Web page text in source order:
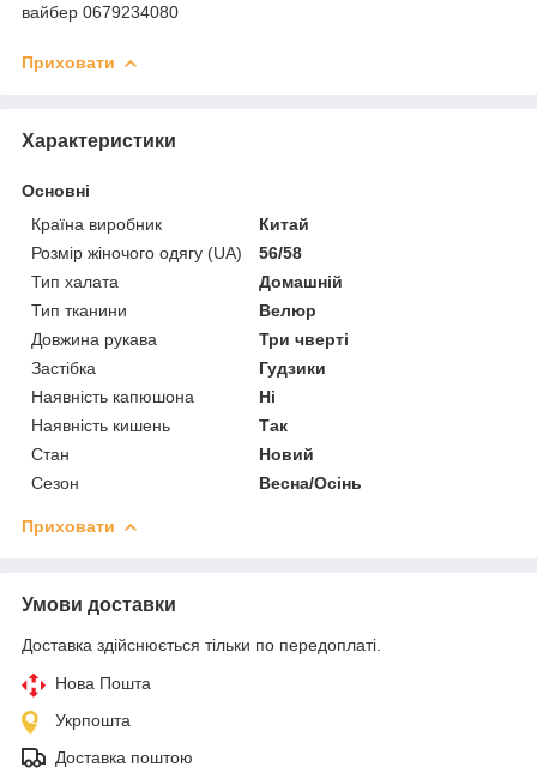
вайбер 0679234080
Приховати
Характеристики
Основні
Країна виробник
Китай
Розмір жіночого одягу (UA)
56/58
Тип халата
Домашній
Тип тканини
Велюр
Довжина рукава
Три чверті
Застібка
Гудзики
Наявність капюшона
Ні
Наявність кишень
Так
Стан
Новий
Сезон
Весна/Осінь
Приховати
Умови доставки
Доставка здійснюється тільки по передоплаті.
Нова Пошта
Укрпошта
Доставка поштою